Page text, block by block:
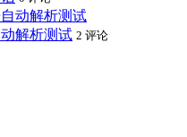
解析测试 2 评论